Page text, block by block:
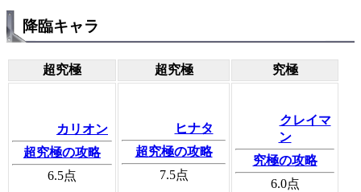
降臨キャラ
超究極 超究極 究極
カリオン
超究極の攻略
6.5点
ヒナタ
超究極の攻略
7.5点
クレイマ
ン
究極の攻略
6.0点